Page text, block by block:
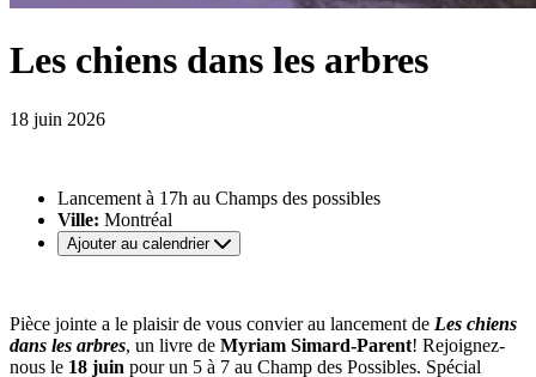
Les chiens dans les arbres
18 juin 2026
Lancement à 17h au Champs des possibles
Ville: Montréal
Ajouter au calendrier
Pièce jointe a le plaisir de vous convier au lancement de Les chiens
dans les arbres, un livre de Myriam Simard-Parent! Rejoignez-
nous le 18 juin pour un 5 à 7 au Champ des Possibles. Spécial